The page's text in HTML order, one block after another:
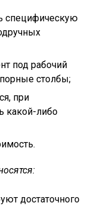
специфическую
под рабочий
столбы;
при
какой-либо
достаточного